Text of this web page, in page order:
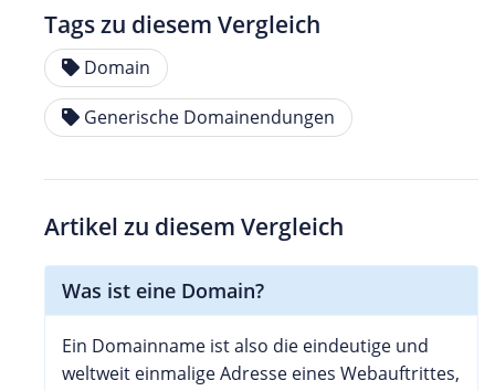
Tags zu diesem Vergleich
Domain
Generische Domainendungen
Artikel zu diesem Vergleich
Was ist eine Domain?
Ein Domainname ist also die eindeutige und
weltweit einmalige Adresse eines Webauftrittes,